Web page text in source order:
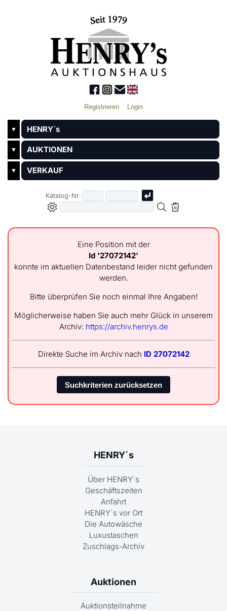
Registrieren Login
▼ HENRY´s
▼ AUKTIONEN
▼ VERKAUF
Katalog-Nr:
Eine Position mit der
Id '27072142'
konnte im aktuellen Datenbestand leider nicht gefunden
werden.
Bitte überprüfen Sie noch einmal Ihre Angaben!
Möglicherweise haben Sie auch mehr Glück in unserem
Archiv: https://archiv.henrys.de
Direkte Suche im Archiv nach ID 27072142
HENRY´s
Über HENRY´s
Geschäftszeiten
Anfahrt
HENRY´s vor Ort
Die Autowäsche
Luxustaschen
Zuschlags-Archiv
Auktionen
Auktionsteilnahme